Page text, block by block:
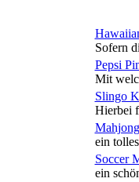
Sofern
Pepsi
Mit
Slingo
Hierbei
ein
Soccer
ein